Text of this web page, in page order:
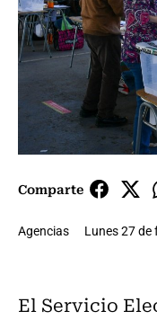
Comparte
Agencias Lunes 27 de
El Servicio